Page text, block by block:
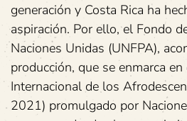
generación y Costa Rica ha
aspiración. Por ello, el Fondo
Naciones Unidas (UNFPA),
producción, que se enmarca en
Internacional de los
2021) promulgado por